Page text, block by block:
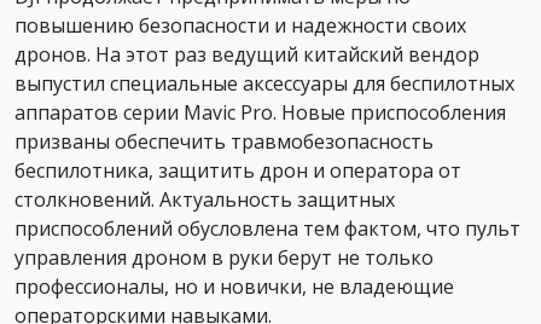
повышению безопасности и надежности своих
дронов. На этот раз ведущий китайский вендор
выпустил специальные аксессуары для беспилотных
аппаратов серии Mavic Pro. Новые приспособления
призваны обеспечить травмобезопасность
беспилотника, защитить дрон и оператора от
столкновений. Актуальность защитных
приспособлений обусловлена тем фактом, что пульт
управления дроном в руки берут не только
профессионалы, но и новички, не владеющие
операторскими навыками.